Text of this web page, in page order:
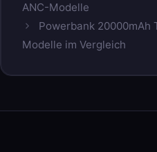
ANC-Modelle
Powerbank 20000mAh
Modelle im Vergleich